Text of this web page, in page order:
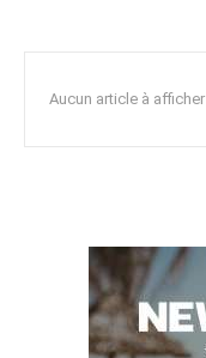
Aucun article à afficher